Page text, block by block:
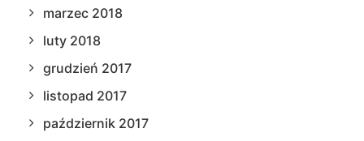
marzec 2018
luty 2018
grudzień 2017
listopad 2017
październik 2017